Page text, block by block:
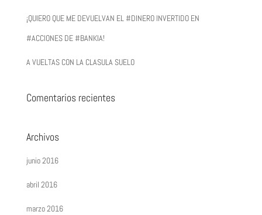
¡QUIERO QUE ME DEVUELVAN EL #DINERO INVERTIDO EN
#ACCIONES DE #BANKIA!
A VUELTAS CON LA CLASULA SUELO
Comentarios recientes
Archivos
junio 2016
abril 2016
marzo 2016